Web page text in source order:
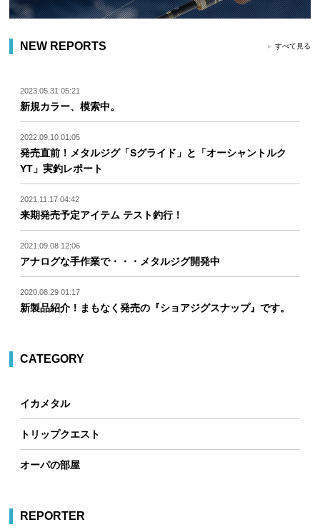
NEW REPORTS すべて見る
2023.05.31 05:21
新規カラー、模索中。
2022.09.10 01:05
発売直前！メタルジグ「Sグライド」と「オーシャントルク
YT」実釣レポート
2021.11.17 04:42
来期発売予定アイテム テスト釣行！
2021.09.08 12:06
アナログな手作業で・・・メタルジグ開発中
2020.08.29 01:17
新製品紹介！まもなく発売の『ショアジグスナップ』です。
CATEGORY
イカメタル
トリップクエスト
オーパの部屋
REPORTER